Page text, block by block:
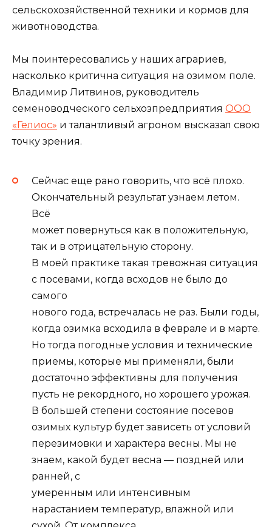
сельскохозяйственной техники и кормов для
животноводства.
Мы поинтересовались у наших аграриев,
насколько критична ситуация на озимом поле.
Владимир Литвинов, руководитель
семеноводческого сельхозпредприятия ООО
«Гелиос» и талантливый агроном высказал свою
точку зрения.
Сейчас еще рано говорить, что всё плохо.
Окончательный результат узнаем летом.
Всё
может повернуться как в положительную,
так и в отрицательную сторону.
В моей практике такая тревожная ситуация
с посевами, когда всходов не было до
самого
нового года, встречалась не раз. Были годы,
когда озимка всходила в феврале и в марте.
Но тогда погодные условия и технические
приемы, которые мы применяли, были
достаточно эффективны для получения
пусть не рекордного, но хорошего урожая.
В большей степени состояние посевов
озимых культур будет зависеть от условий
перезимовки и характера весны. Мы не
знаем, какой будет весна — поздней или
ранней, с
умеренным или интенсивным
нарастанием температур, влажной или